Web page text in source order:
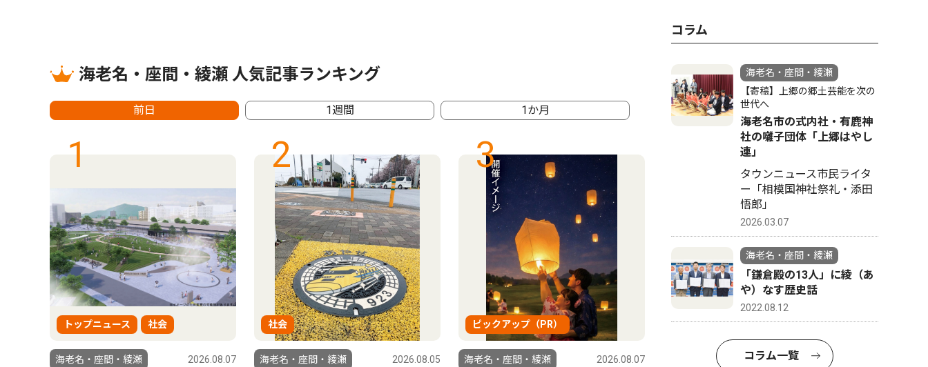
海老名・座間・綾瀬 人気記事ランキング
前日 1週間 1か月
1
トップニュース 社会
海老名・座間・綾瀬 2026.08.07
2
社会
海老名・座間・綾瀬 2026.08.05
3
ピックアップ（PR）
海老名・座間・綾瀬 2026.08.07
社会
海老名・座間・綾瀬 2026.08.05
コラム
海老名・座間・綾瀬
【寄稿】上郷の郷土芸能を次の
世代へ
海老名市の式内社・有鹿神
社の囃子団体「上郷はやし
連」
タウンニュース市民ライタ
ー「相模国神社祭礼・添田
悟郎」
2026.03.07
海老名・座間・綾瀬
「鎌倉殿の13人」に綾（あ
や）なす歴史話
2022.08.12
コラム一覧